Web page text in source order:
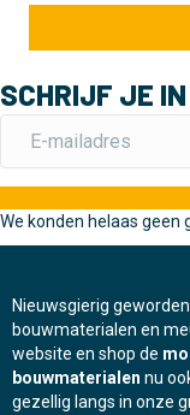
SCHRIJF JE IN
We konden helaas geen
Nieuwsgierig
bouwmaterialen en
website en shop de
bouwmaterialen nu
gezellig langs in onze